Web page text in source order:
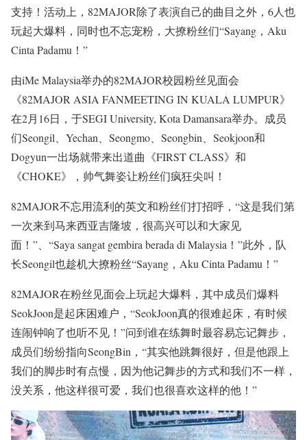
支持！活动上，82MAJOR除了表演自己的曲目之外，6人也
玩起大爆料，同时也不忘宠粉，大撩粉丝们“Sayang，Aku
Cinta Padamu！”
由iMe Malaysia举办的82MAJOR校园粉丝见面会
《82MAJOR ASIA FANMEETING IN KUALA LUMPUR》
在2月16日，于SEGI University, Kota Damansara举办。成员
们Seongil、Yechan、Seongmo、Seongbin、Seokjoon和
Dogyun一出场就带来出道曲《FIRST CLASS》和
《CHOKE》，帅气舞姿让粉丝们疯狂尖叫！
82MAJOR不忘用流利的英文和粉丝们打招呼，“这是我们第
一次来到马来西亚吉隆坡，很高兴可以和大家见
面！”、“Saya sangat gembira berada di Malaysia！”此外，队
长Seongil也趁机大撩粉丝“Sayang，Aku Cinta Padamu！”
82MAJOR在粉丝见面会上玩起大爆料，其中成员们爆料
SeokJoon是起床困难户，“SeokJoon真的很难起床，有时候
连闹钟响了也听不见！”问到谁在练舞时最容易忘记舞步，
成员们纷纷指向SeongBin，“其实他跳舞很好，但是他跟上
我们的脚步时有点慢，因为他记舞步的方式和我们不一样，
没关系，他这样很可爱，我们也很喜欢这样的他！”